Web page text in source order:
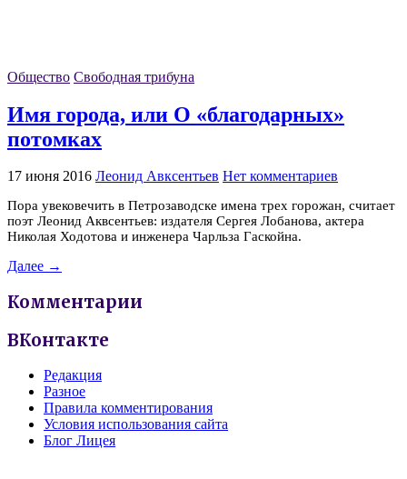
Общество Свободная трибуна
Имя города, или О «благодарных»
потомках
17 июня 2016 Леонид Авксентьев Нет комментариев
Пора увековечить в Петрозаводске имена трех горожан, считает
поэт Леонид Аквсентьев: издателя Сергея Лобанова, актера
Николая Ходотова и инженера Чарльза Гаскойна.
Далее →
Комментарии
ВКонтакте
Редакция
Разное
Правила комментирования
Условия использования сайта
Блог Лицея